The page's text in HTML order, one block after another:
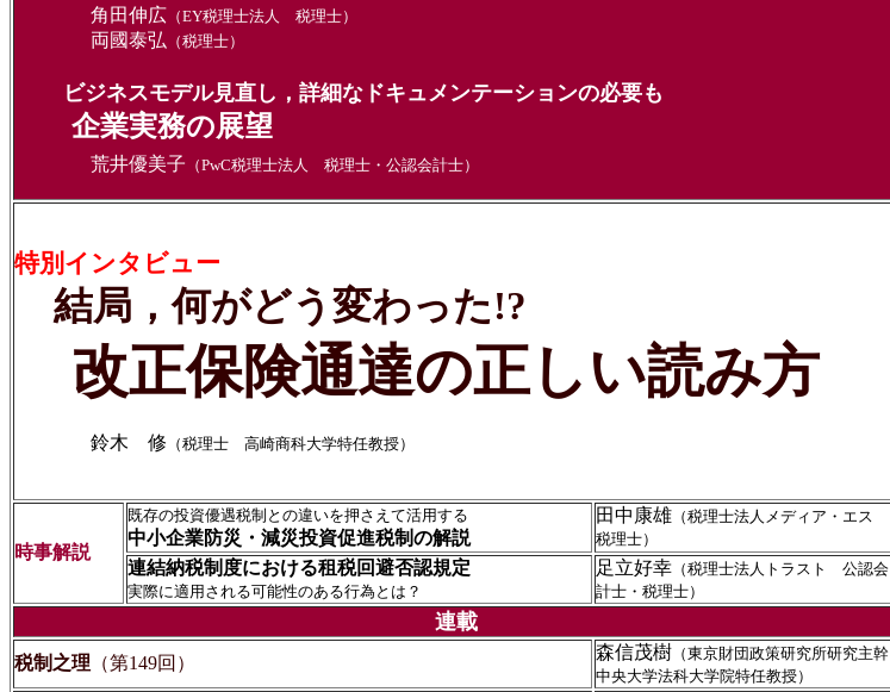
角田伸広 （EY税理士法人 税理士）
両國泰弘 （税理士）
ビジネスモデル見直し，詳細なドキュメンテーションの必要も
企業実務の展望
荒井優美子 （PwC税理士法人 税理士・公認会計士）
特別インタビュー
結局，何がどう変わった!?
改正保険通達の正しい読み方
鈴木 修 （税理士 高崎商科大学特任教授）
時事解説
既存の投資優遇税制との違いを押さえて活用する
中小企業防災・減災投資促進税制の解説
田中康雄 （税理士法人メディア・エス
税理士）
連結納税制度における租税回避否認規定
実際に適用される可能性のある行為とは？
足立好幸 （税理士法人トラスト 公認会
計士・税理士）
連載
税制之理 （第149回）
森信茂樹 （東京財団政策研究所研究主幹
中央大学法科大学院特任教授）